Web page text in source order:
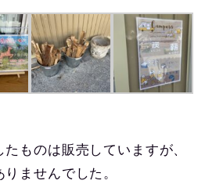
ものは販売していますが、
ませんでした。